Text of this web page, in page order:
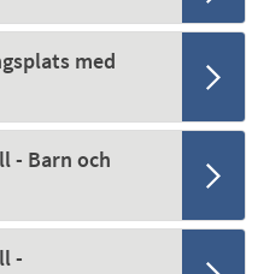
med
- Barn och
-